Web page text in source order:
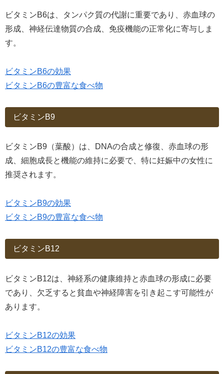
ビタミンB6は、タンパク質の代謝に重要であり、赤血球の
形成、神経伝達物質の合成、免疫機能の正常化に寄与しま
す。
ビタミンB6の効果
ビタミンB6の豊富な食べ物
ビタミンB9
ビタミンB9（葉酸）は、DNAの合成と修復、赤血球の形
成、細胞成長と機能の維持に必要で、特に妊娠中の女性に
推奨されます。
ビタミンB9の効果
ビタミンB9の豊富な食べ物
ビタミンB12
ビタミンB12は、神経系の健康維持と赤血球の形成に必要
であり、欠乏すると貧血や神経障害を引き起こす可能性が
あります。
ビタミンB12の効果
ビタミンB12の豊富な食べ物